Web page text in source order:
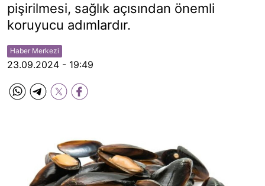
pişirilmesi, sağlık açısından önemli
koruyucu adımlardır.
Haber Merkezi
23.09.2024 - 19:49